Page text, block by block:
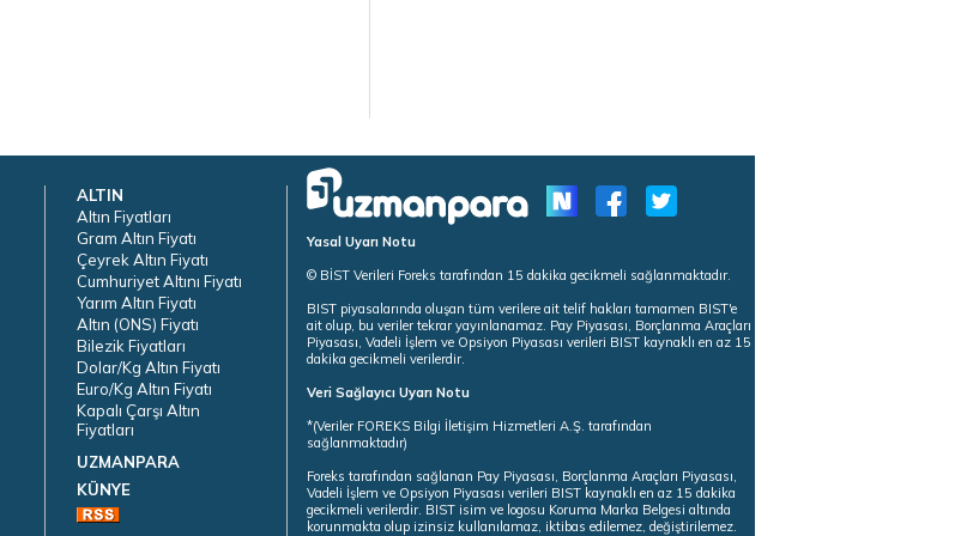
ALTIN
Altın Fiyatları
Gram Altın Fiyatı
Çeyrek Altın Fiyatı
Cumhuriyet Altını Fiyatı
Yarım Altın Fiyatı
Altın (ONS) Fiyatı
Bilezik Fiyatları
Dolar/Kg Altın Fiyatı
Euro/Kg Altın Fiyatı
Kapalı Çarşı Altın
Fiyatları
UZMANPARA
KÜNYE
Yasal Uyarı Notu
© BİST Verileri Foreks tarafından 15 dakika gecikmeli sağlanmaktadır.
BIST piyasalarında oluşan tüm verilere ait telif hakları tamamen BIST'e
ait olup, bu veriler tekrar yayınlanamaz. Pay Piyasası, Borçlanma Araçları
Piyasası, Vadeli İşlem ve Opsiyon Piyasası verileri BIST kaynaklı en az 15
dakika gecikmeli verilerdir.
Veri Sağlayıcı Uyarı Notu
*(Veriler FOREKS Bilgi İletişim Hizmetleri A.Ş. tarafından
sağlanmaktadır)
Foreks tarafından sağlanan Pay Piyasası, Borçlanma Araçları Piyasası,
Vadeli İşlem ve Opsiyon Piyasası verileri BIST kaynaklı en az 15 dakika
gecikmeli verilerdir. BIST isim ve logosu Koruma Marka Belgesi altında
korunmakta olup izinsiz kullanılamaz, iktibas edilemez, değiştirilemez.